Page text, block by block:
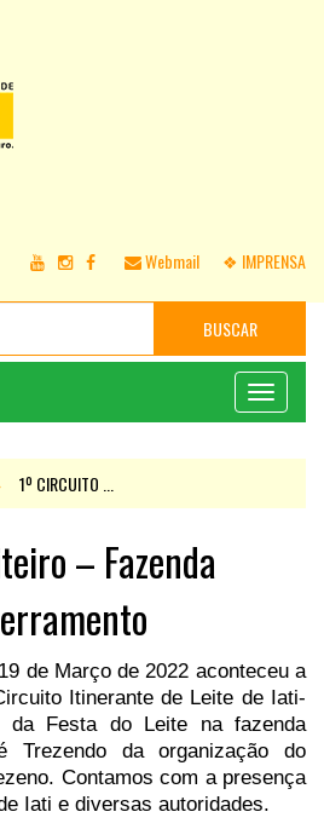
Webmail ❖ IMPRENSA
BUSCAR
Toggle
1º CIRCUITO ...
– Fazenda
de Março de 2022 aconteceu a
Itinerante de Leite de Iati-
Festa do Leite na fazenda
Trezendo da organização do
Contamos com a presença
Iati e diversas autoridades.